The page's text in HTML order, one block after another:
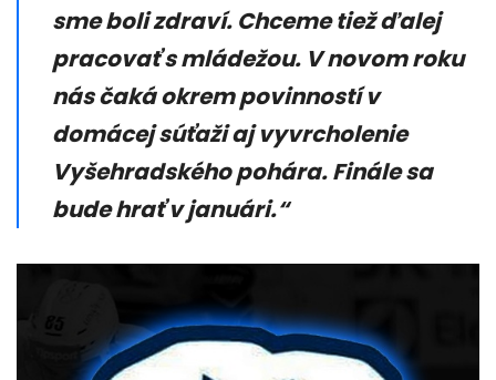
sme boli zdraví. Chceme tiež ďalej
pracovať s mládežou. V novom roku
nás čaká okrem povinností v
domácej súťaži aj vyvrcholenie
Vyšehradského pohára. Finále sa
bude hrať v januári.“